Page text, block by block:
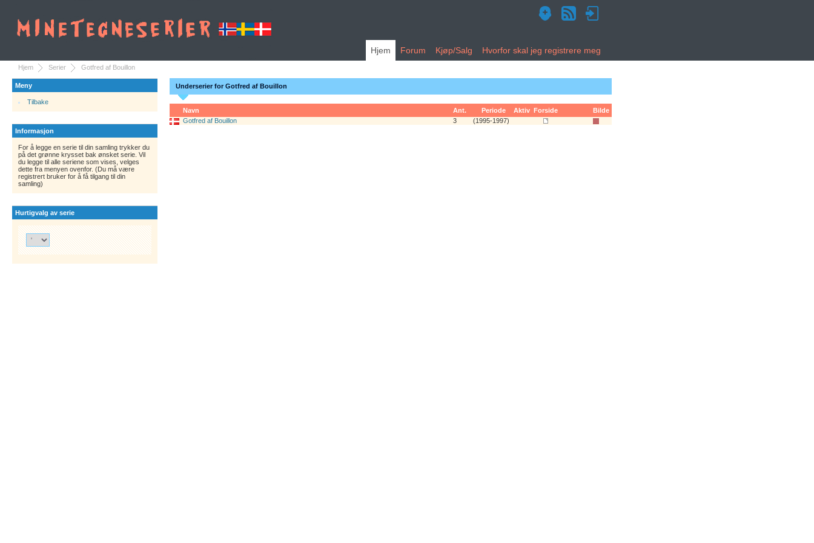
Hjem Forum Kjøp/Salg Hvorfor skal jeg registrere meg
Hjem Serier Gotfred af Bouillon
Meny
Tilbake
Informasjon
For å legge en serie til din samling trykker du
på det grønne krysset bak ønsket serie. Vil
du legge til alle seriene som vises, velges
dette fra menyen ovenfor. (Du må være
registrert bruker for å få tilgang til din
samling)
Hurtigvalg av serie
Underserier for Gotfred af Bouillon
Navn Ant. Periode Aktiv Forside
Bilde
Gotfred af Bouillon
3 (1995-1997)